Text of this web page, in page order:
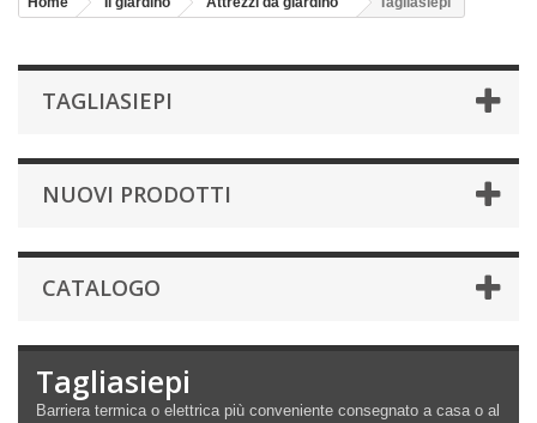
TAGLIASIEPI
NUOVI PRODOTTI
CATALOGO
Tagliasiepi
Barriera termica o elettrica più conveniente consegnato a casa o al